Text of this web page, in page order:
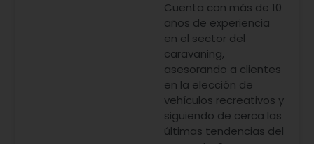
Cuenta con más de 10
años de experiencia
en el sector del
caravaning,
asesorando a clientes
en la elección de
vehículos recreativos y
siguiendo de cerca las
últimas tendencias del